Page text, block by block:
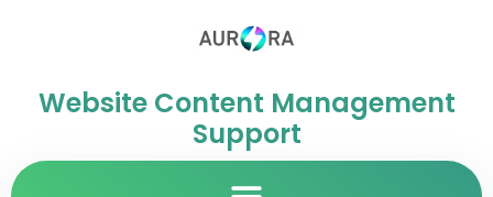
Website Content Management
Support